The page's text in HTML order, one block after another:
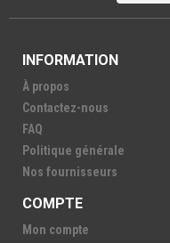
INFORMATION
À propos
Contactez-nous
FAQ
Politique générale
Nos fournisseurs
COMPTE
Mon compte